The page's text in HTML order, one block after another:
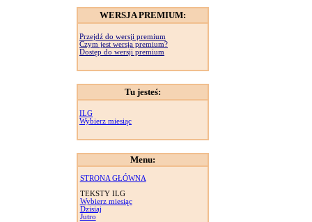
WERSJA PREMIUM:
Przejdź do wersji premium
Czym jest wersja premium?
Dostęp do wersji premium
Tu jesteś:
ILG
Wybierz miesiąc
Menu:
STRONA GŁÓWNA
TEKSTY ILG
Wybierz miesiąc
Dzisiaj
Jutro